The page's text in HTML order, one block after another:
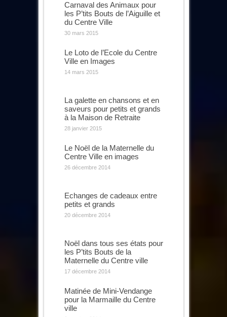
Carnaval des Animaux pour
les P’tits Bouts de l’Aiguille et
du Centre Ville
30 mars 2015
Le Loto de l’Ecole du Centre
Ville en Images
14 mars 2015
La galette en chansons et en
saveurs pour petits et grands
à la Maison de Retraite
28 janvier 2015
Le Noël de la Maternelle du
Centre Ville en images
26 décembre 2014
Echanges de cadeaux entre
petits et grands
20 décembre 2014
Noël dans tous ses états pour
les P’tits Bouts de la
Maternelle du Centre ville
17 décembre 2014
Matinée de Mini-Vendange
pour la Marmaille du Centre
ville